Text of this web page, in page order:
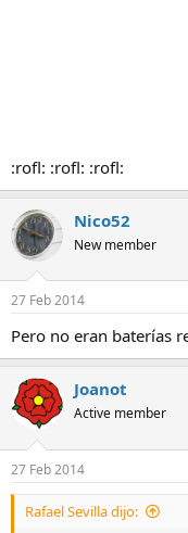
:rofl: :rofl: :rofl:
Nico52
New member
27 Feb 2014
Pero no eran baterías
Joanot
Active member
27 Feb 2014
Rafael Sevilla dijo: